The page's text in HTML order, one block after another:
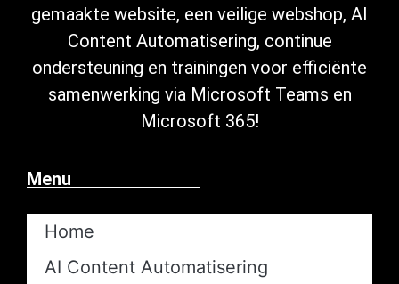
gemaakte website, een veilige webshop, AI
Content Automatisering, continue
ondersteuning en trainingen voor efficiënte
samenwerking via Microsoft Teams en
Microsoft 365!
Menu
Home
AI Content Automatisering​